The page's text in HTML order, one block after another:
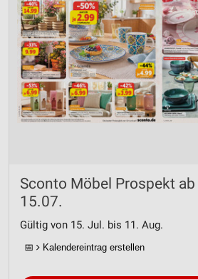
Sconto Möbel Prospekt
15.07.
Gültig von 15. Jul. bis 11. Aug.
📅 Kalendereintrag erstellen